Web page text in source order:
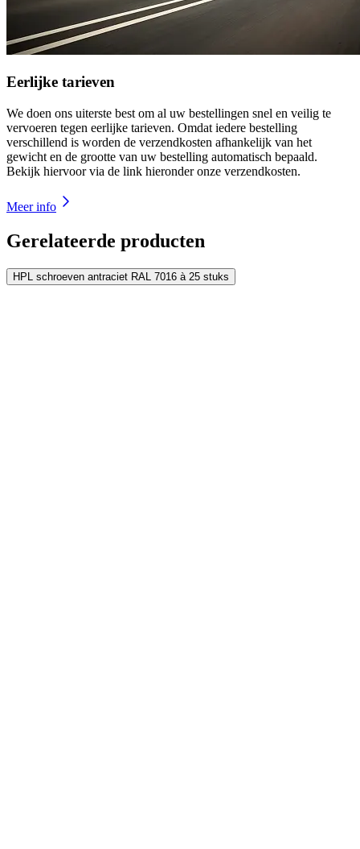
Eerlijke tarieven
We doen ons uiterste best om al uw bestellingen snel en veilig te
vervoeren tegen eerlijke tarieven. Omdat iedere bestelling
verschillend is worden de verzendkosten afhankelijk van het
gewicht en de grootte van uw bestelling automatisch bepaald.
Bekijk hiervoor via de link hieronder onze verzendkosten.
Meer info
Gerelateerde producten
HPL schroeven antraciet RAL 7016 à 25 stuks